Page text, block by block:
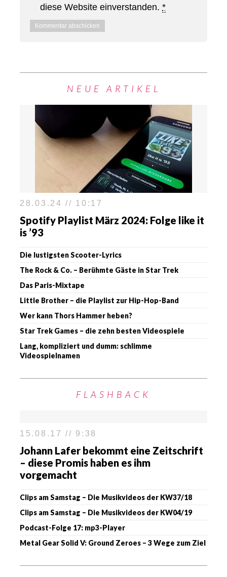
diese Website einverstanden. *
NEUE ARTIKEL
28.03.24 // 10:17
Spotify Playlist März 2024: Folge like it
is ’93
Die lustigsten Scooter-Lyrics
The Rock & Co. – Berühmte Gäste in Star Trek
Das Paris-Mixtape
Little Brother – die Playlist zur Hip-Hop-Band
Wer kann Thors Hammer heben?
Star Trek Games – die zehn besten Videospiele
Lang, kompliziert und dumm: schlimme
Videospielnamen
FLASHBACK
15.08.17 // 9:38
Johann Lafer bekommt eine Zeitschrift
– diese Promis haben es ihm
vorgemacht
Clips am Samstag – Die Musikvideos der KW37/18
Clips am Samstag – Die Musikvideos der KW04/19
Podcast-Folge 17: mp3-Player
Metal Gear Solid V: Ground Zeroes – 3 Wege zum Ziel